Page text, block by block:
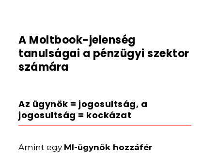
A Moltbook-jelenség
tanulságai a pénzügyi szektor
számára
Az ügynök = jogosultság, a
jogosultság = kockázat
Amint egy MI-ügynök hozzáfér